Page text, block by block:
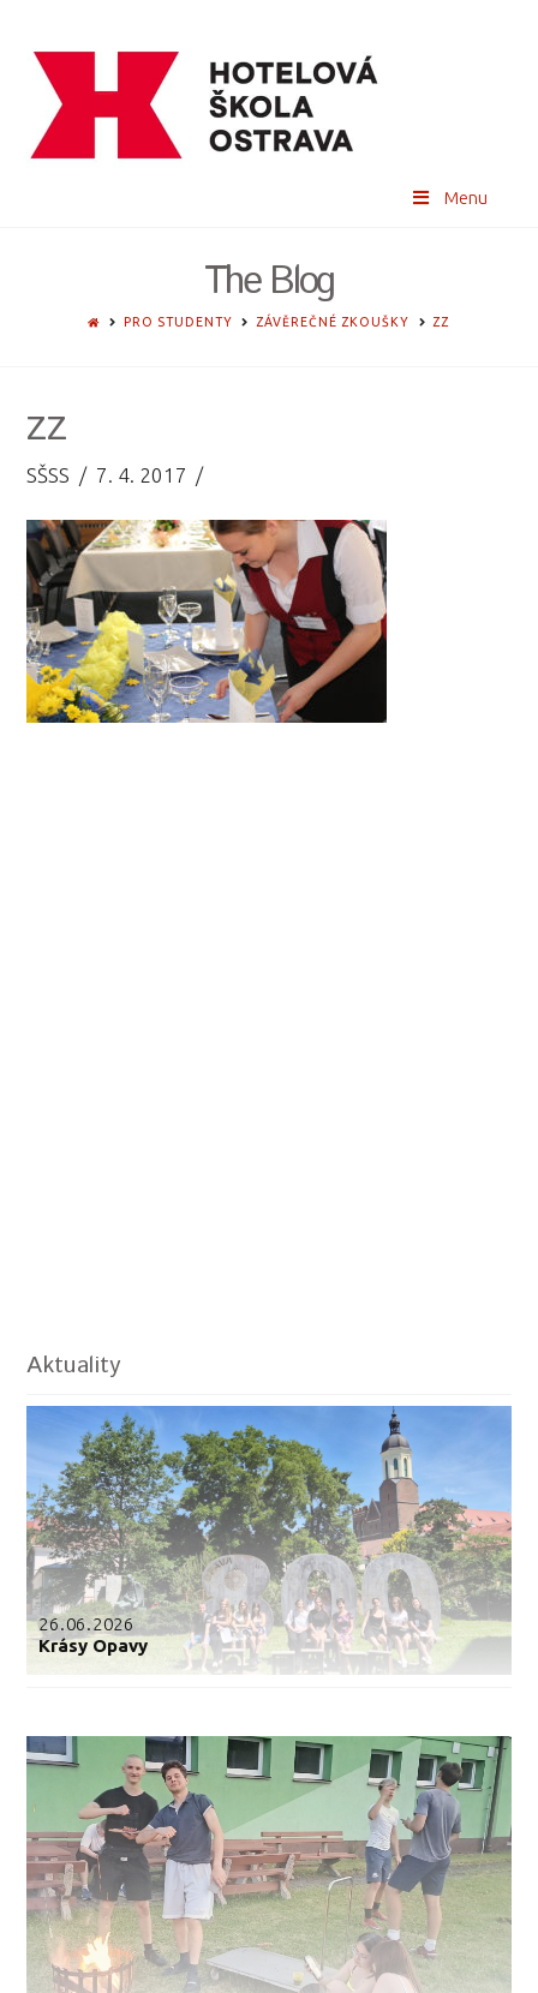
Menu
The Blog
HOMEPRO STUDENTY ZÁVĚREČNÉ ZKOUŠKY ZZ
zz
SŠSS 7. 4. 2017
Aktuality
26.06.2026
Krásy Opavy